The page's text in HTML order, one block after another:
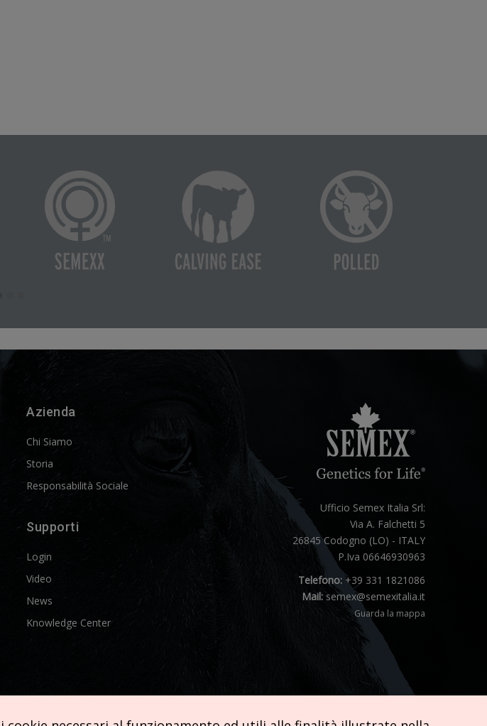
Azienda
Chi Siamo
Storia
Responsabilità Sociale
Supporti
Login
Video
News
Knowledge Center
Ufficio Semex Italia Srl:
Via A. Falchetti 5
26845 Codogno (LO) - ITALY
P.Iva 06646930963
Telefono:+39 331 1821086
Mail: semex@semexitalia.it
Guarda la mappa